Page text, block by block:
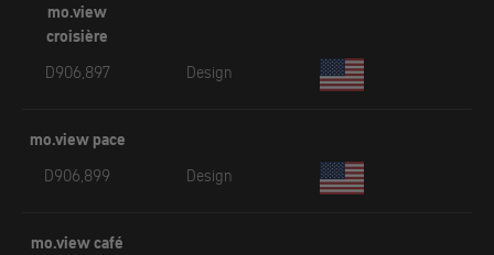
mo.view
croisière
D906,897
Design
mo.view pace
D906,899
Design
mo.view café